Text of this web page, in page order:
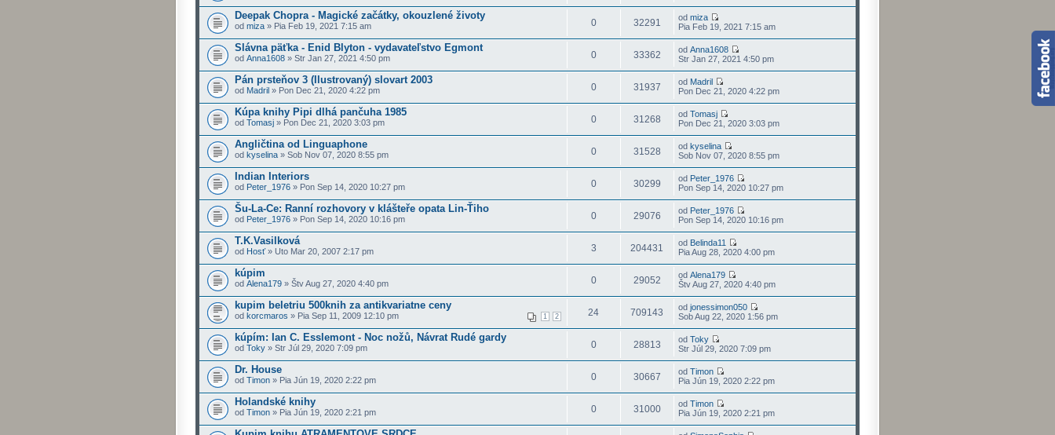
Deepak Chopra - Magické začátky, okouzlené životy
od miza » Pia Feb 19, 2021 7:15 am 0 32291 od miza
Pia Feb 19, 2021 7:15 am
Slávna päťka - Enid Blyton - vydavateľstvo Egmont
od Anna1608 » Str Jan 27, 2021 4:50 pm 0 33362 od Anna1608
Str Jan 27, 2021 4:50 pm
Pán prsteňov 3 (Ilustrovaný) slovart 2003
od Madril » Pon Dec 21, 2020 4:22 pm 0 31937 od Madril
Pon Dec 21, 2020 4:22 pm
Kúpa knihy Pipi dlhá pančuha 1985
od Tomasj » Pon Dec 21, 2020 3:03 pm 0 31268 od Tomasj
Pon Dec 21, 2020 3:03 pm
Angličtina od Linguaphone
od kyselina » Sob Nov 07, 2020 8:55 pm 0 31528 od kyselina
Sob Nov 07, 2020 8:55 pm
Indian Interiors
od Peter_1976 » Pon Sep 14, 2020 10:27 pm 0 30299 od Peter_1976
Pon Sep 14, 2020 10:27 pm
Šu-La-Ce: Ranní rozhovory v klášteře opata Lin-Ťiho
od Peter_1976 » Pon Sep 14, 2020 10:16 pm 0 29076 od Peter_1976
Pon Sep 14, 2020 10:16 pm
T.K.Vasilková
od Hosť» Uto Mar 20, 2007 2:17 pm 3 204431 od Belinda11
Pia Aug 28, 2020 4:00 pm
kúpim
od Alena179 » Štv Aug 27, 2020 4:40 pm 0 29052 od Alena179
Štv Aug 27, 2020 4:40 pm
kupim beletriu 500knih za antikvariatne ceny
1 2
od korcmaros » Pia Sep 11, 2009 12:10 pm 24 709143 od jonessimon050
Sob Aug 22, 2020 1:56 pm
kúpím: Ian C. Esslemont - Noc nožů, Návrat Rudé gardy
od Toky » Str Júl 29, 2020 7:09 pm 0 28813 od Toky
Str Júl 29, 2020 7:09 pm
Dr. House
od Timon » Pia Jún 19, 2020 2:22 pm 0 30667 od Timon
Pia Jún 19, 2020 2:22 pm
Holandské knihy
od Timon » Pia Jún 19, 2020 2:21 pm 0 31000 od Timon
Pia Jún 19, 2020 2:21 pm